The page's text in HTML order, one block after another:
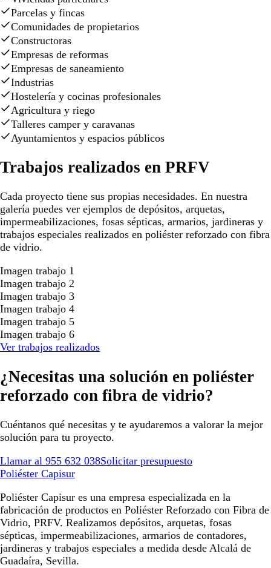
Parcelas y fincas
Comunidades de propietarios
Constructoras
Empresas de reformas
Empresas de saneamiento
Industrias
Hostelería y cocinas profesionales
Agricultura y riego
Talleres camper y caravanas
Ayuntamientos y espacios públicos
Trabajos realizados en PRFV
Cada proyecto tiene sus propias necesidades. En nuestra
galería puedes ver ejemplos de depósitos, arquetas,
impermeabilizaciones, fosas sépticas, armarios, jardineras y
trabajos especiales realizados en poliéster reforzado con fibra
de vidrio.
Imagen trabajo 1
Imagen trabajo 2
Imagen trabajo 3
Imagen trabajo 4
Imagen trabajo 5
Imagen trabajo 6
Ver trabajos realizados
¿Necesitas una solución en poliéster
reforzado con fibra de vidrio?
Cuéntanos qué necesitas y te ayudaremos a valorar la mejor
solución para tu proyecto.
Llamar al 955 632 038Solicitar presupuesto
Poliéster Capisur
Poliéster Capisur es una empresa especializada en la
fabricación de productos en Poliéster Reforzado con Fibra de
Vidrio, PRFV. Realizamos depósitos, arquetas, fosas
sépticas, impermeabilizaciones, armarios de contadores,
jardineras y trabajos especiales a medida desde Alcalá de
Guadaíra, Sevilla.